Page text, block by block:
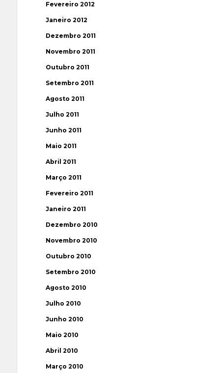
Fevereiro 2012
Janeiro 2012
Dezembro 2011
Novembro 2011
Outubro 2011
Setembro 2011
Agosto 2011
Julho 2011
Junho 2011
Maio 2011
Abril 2011
Março 2011
Fevereiro 2011
Janeiro 2011
Dezembro 2010
Novembro 2010
Outubro 2010
Setembro 2010
Agosto 2010
Julho 2010
Junho 2010
Maio 2010
Abril 2010
Março 2010